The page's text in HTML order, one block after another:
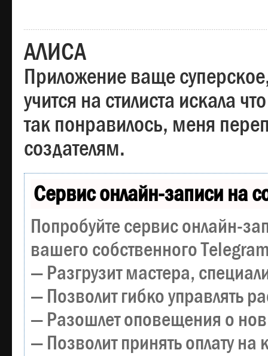
АЛИСА
Приложение ваще
учится на стилиста искала
так понравилось, меня
создателям.
Сервис онлайн-записи на
Попробуйте сервис онлайн-
вашего собственного
— Разгрузит мастера,
— Позволит гибко управлять
— Разошлет оповещения о
— Позволит принять оплату